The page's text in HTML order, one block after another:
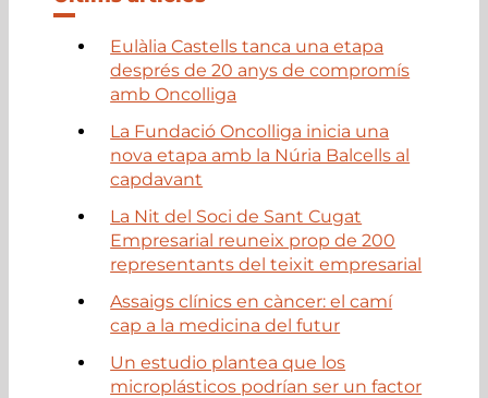
Eulàlia Castells tanca una etapa
després de 20 anys de compromís
amb Oncolliga
La Fundació Oncolliga inicia una
nova etapa amb la Núria Balcells al
capdavant
La Nit del Soci de Sant Cugat
Empresarial reuneix prop de 200
representants del teixit empresarial
Assaigs clínics en càncer: el camí
cap a la medicina del futur
Un estudio plantea que los
microplásticos podrían ser un factor